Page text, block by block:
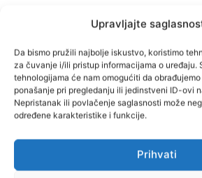
Upravljajte
Da bismo pružili najbolje iskustvo, koristimo
za čuvanje i/ili pristup informacijama o uređaju.
tehnologijama će nam omogućiti da
ponašanje pri pregledanju ili jedinstveni ID-ovi
Nepristanak ili povlačenje saglasnosti može
određene karakteristike i funkcije.
Prihvati